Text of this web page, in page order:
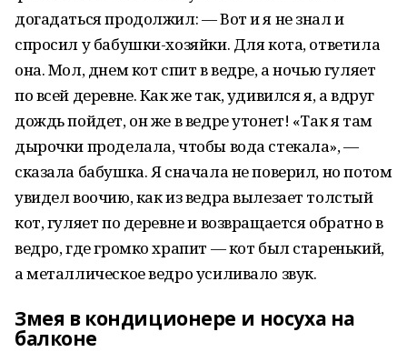
догадаться продолжил: — Вот и я не знал и
спросил у бабушки-хозяйки. Для кота, ответила
она. Мол, днем кот спит в ведре, а ночью гуляет
по всей деревне. Как же так, удивился я, а вдруг
дождь пойдет, он же в ведре утонет! «Так я там
дырочки проделала, чтобы вода стекала», —
сказала бабушка. Я сначала не поверил, но потом
увидел воочию, как из ведра вылезает толстый
кот, гуляет по деревне и возвращается обратно в
ведро, где громко храпит — кот был старенький,
а металлическое ведро усиливало звук.
Змея в кондиционере и носуха на
балконе